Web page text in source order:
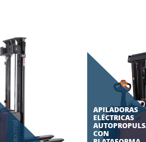
APILADORAS
ELÉCTRICAS
CON